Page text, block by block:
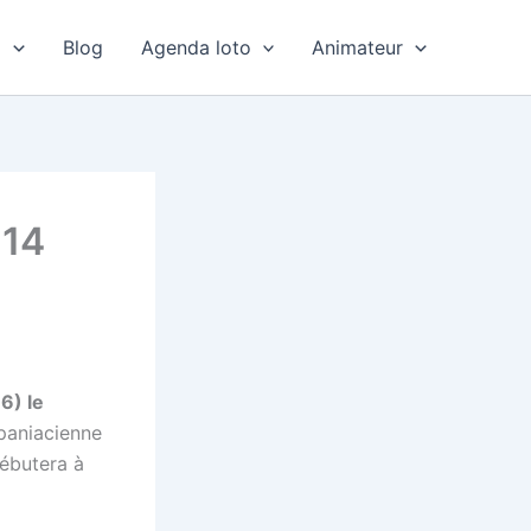
Blog Agenda loto Animateur
le
à